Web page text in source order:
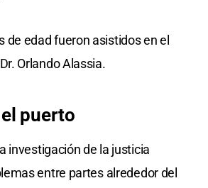
de edad fueron asistidos en el
Orlando Alassia.
puerto
investigación de la justicia
entre partes alrededor del